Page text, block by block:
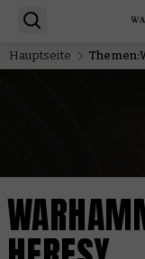
Hauptseite